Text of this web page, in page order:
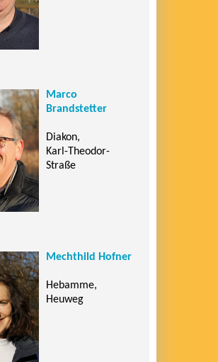
Marco
Brandstetter
Diakon,
Karl-Theodor-
Straße
Mechthild Hofner
Hebamme,
Heuweg